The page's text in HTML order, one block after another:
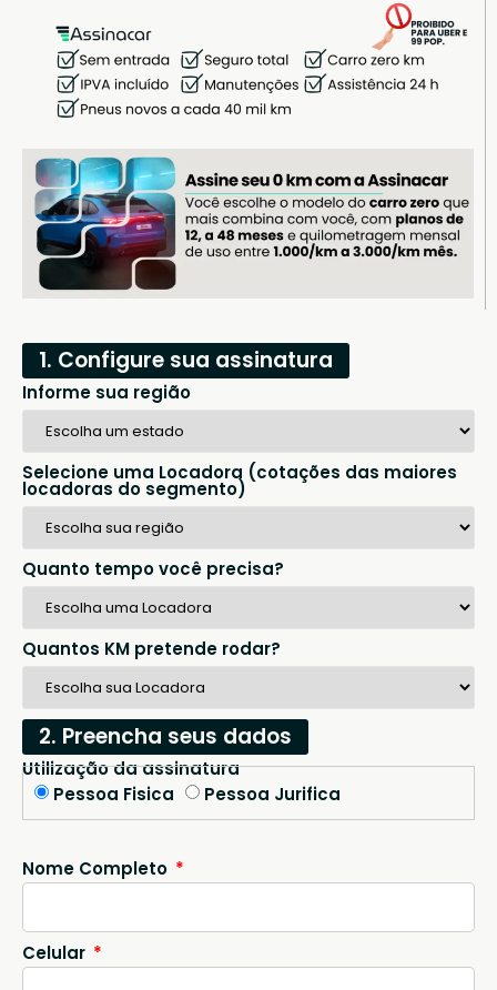
1. Configure sua assinatura
Informe sua região
Selecione uma Locadora (cotações das maiores
locadoras do segmento)
Quanto tempo você precisa?
Quantos KM pretende rodar?
2. Preencha seus dados
Utilização da assinatura
Pessoa Fisica
Pessoa Jurifica
Nome Completo
Celular